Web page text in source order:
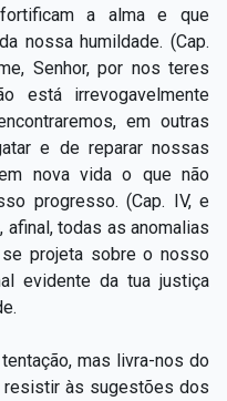
a alma e que
nossa humildade. (Cap.
Senhor, por nos teres
está irrevogavelmente
em outras
e de reparar nossas
nova vida o que não
progresso. (Cap. IV, e
todas as anomalias
projeta sobre o nosso
evidente da tua justiça
mas livra-nos do
resistir às sugestões dos